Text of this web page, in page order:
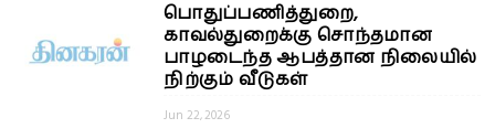
பொதுப்பணித்துறை,
காவல்துறைக்கு சொந்தமான
பாழடைந்த ஆபத்தான நிலையில்
நிற்கும் வீடுகள்
Jun 22, 2026